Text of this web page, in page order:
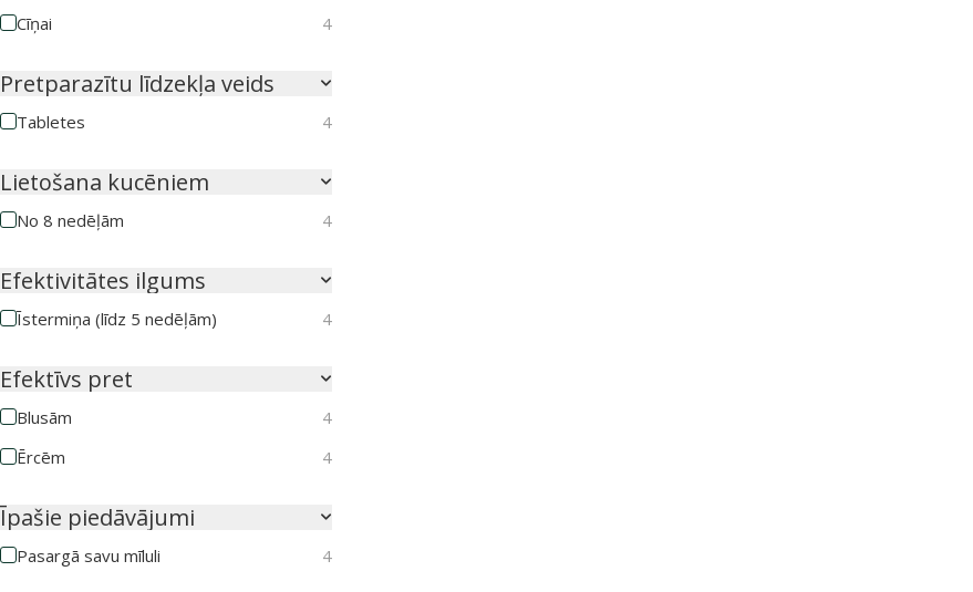
Cīņai 4
Pretparazītu līdzekļa veids
Tabletes 4
Lietošana kucēniem
No 8 nedēļām 4
Efektivitātes ilgums
Īstermiņa (līdz 5 nedēļām) 4
Efektīvs pret
Blusām
4
Ērcēm
4
Īpašie piedāvājumi
Pasargā savu mīluli 4